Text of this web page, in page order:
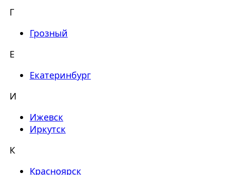
Г
Грозный
Е
Екатеринбург
И
Ижевск
Иркутск
К
Красноярск